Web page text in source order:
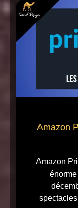
Amazon
Amazon